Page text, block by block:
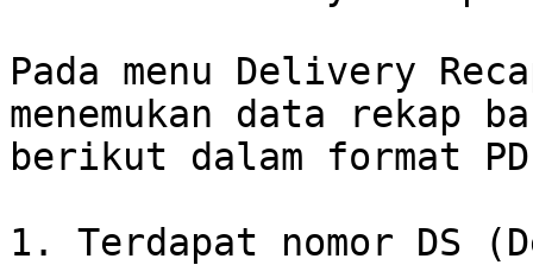
Pada menu Delivery
menemukan data rekap
berikut dalam format
1. Terdapat nomor DS